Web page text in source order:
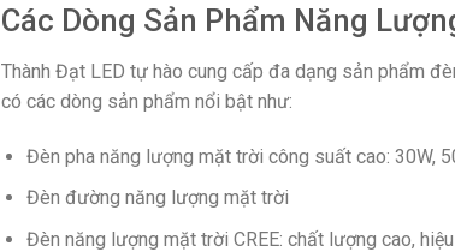
Các Dòng Sản Phẩm Năng
Thành Đạt LED tự hào cung cấp đa dạng sản phẩm
có các dòng sản phẩm nổi bật như:
Đèn pha năng lượng mặt trời công suất cao: 30W,
Đèn đường năng lượng mặt trời
Đèn năng lượng mặt trời CREE: chất lượng cao,